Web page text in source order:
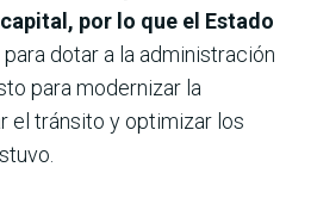
por lo que el Estado
para dotar a la administración
para modernizar la
el tránsito y optimizar los